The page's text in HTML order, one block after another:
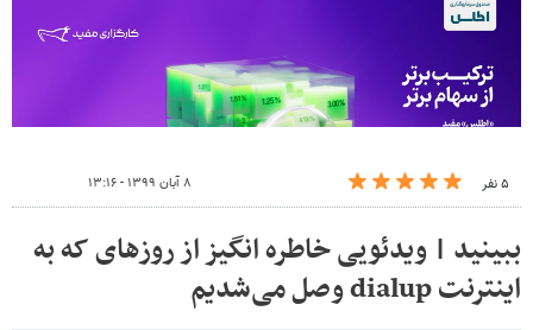
۵ نفر ۸ آبان ۱۳۹۹ - ۱۳:۱۶
ببینید | ویدئویی خاطره انگیز از روزهای که به
اینترنت dialup وصل می‌شدیم